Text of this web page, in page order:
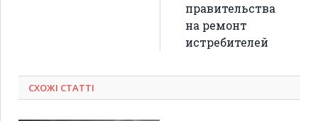
правительства
на ремонт
истребителей
СХОЖІ СТАТТІ